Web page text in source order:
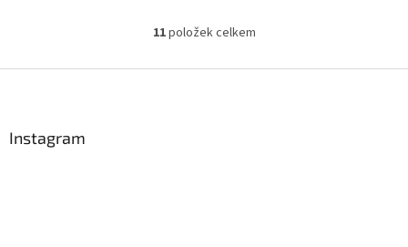
praktický uzavíratelný kufřík s
ouškem ✓ ideální kreativní sada
O
l
11položek celkem
Instagram